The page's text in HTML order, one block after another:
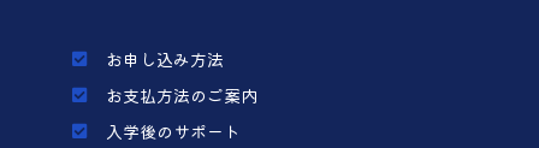
お申し込み方法
お支払方法のご案内
入学後のサポート